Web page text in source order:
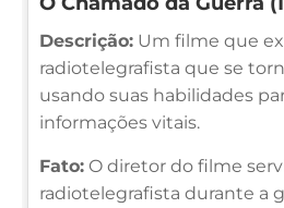
Descrição: Um filme que
radiotelegrafista que se
usando suas habilidades
informações vitais.
Fato: O diretor do filme
radiotelegrafista durante a